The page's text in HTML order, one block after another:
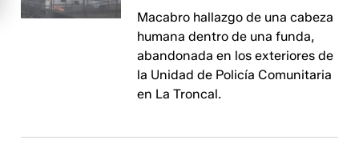
Macabro hallazgo de una cabeza
humana dentro de una funda,
abandonada en los exteriores de
la Unidad de Policía Comunitaria
en La Troncal.